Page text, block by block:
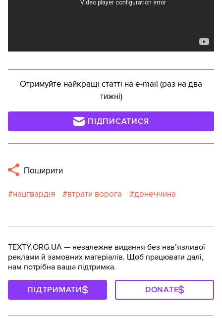
Отримуйте найкращі статті на e-mail (раз на два
тижні)
ПІДПИСАТИСЯ
Поширити
нацгвардія втрати ворога донеччина
TEXTY.ORG.UA — незалежне видання без навʼязливої
реклами й замовних матеріалів. Щоб працювати далі,
нам потрібна ваша підтримка.
ПІДТРИМАТИ DONATE